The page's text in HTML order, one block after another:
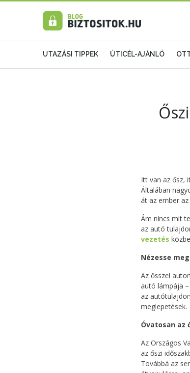
UTAZÁSI TIPPEK ÚTICÉL-AJÁNLÓ
Itt van az ősz,
Általában
át az ember
Ám nincs mit
az autó
vezetés
Nézesse
Az ősszel
autó lámpája
az
meglepetések.
Óvatosan az
Az Országos
az őszi
Továbbá az